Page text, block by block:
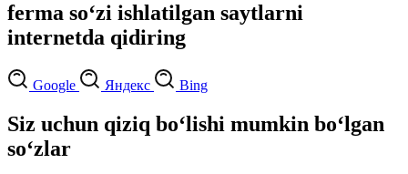
ferma so‘zi ishlatilgan saytlarni
internetda qidiring
Google Яндекс Bing
Siz uchun qiziq bo‘lishi mumkin bo‘lgan
so‘zlar